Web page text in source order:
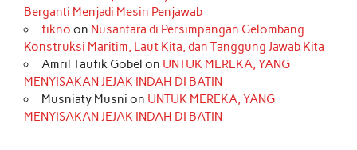
Berganti Menjadi Mesin Penjawab
tikno on Nusantara di Persimpangan Gelombang:
Konstruksi Maritim, Laut Kita, dan Tanggung Jawab Kita
Amril Taufik Gobel on UNTUK MEREKA, YANG
MENYISAKAN JEJAK INDAH DI BATIN
Musniaty Musni on UNTUK MEREKA, YANG
MENYISAKAN JEJAK INDAH DI BATIN